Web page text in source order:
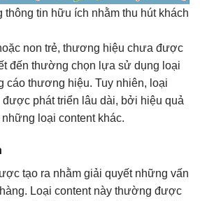
thông tin hữu ích nhằm thu hút khách
non trẻ, thương hiệu chưa được
đến thường chọn lựa sử dụng loại
cáo thương hiệu. Tuy nhiên, loại
được phát triển lâu dài, bởi hiệu quả
loại content khác.
tạo ra nhằm giải quyết những vấn
Loại content này thường được